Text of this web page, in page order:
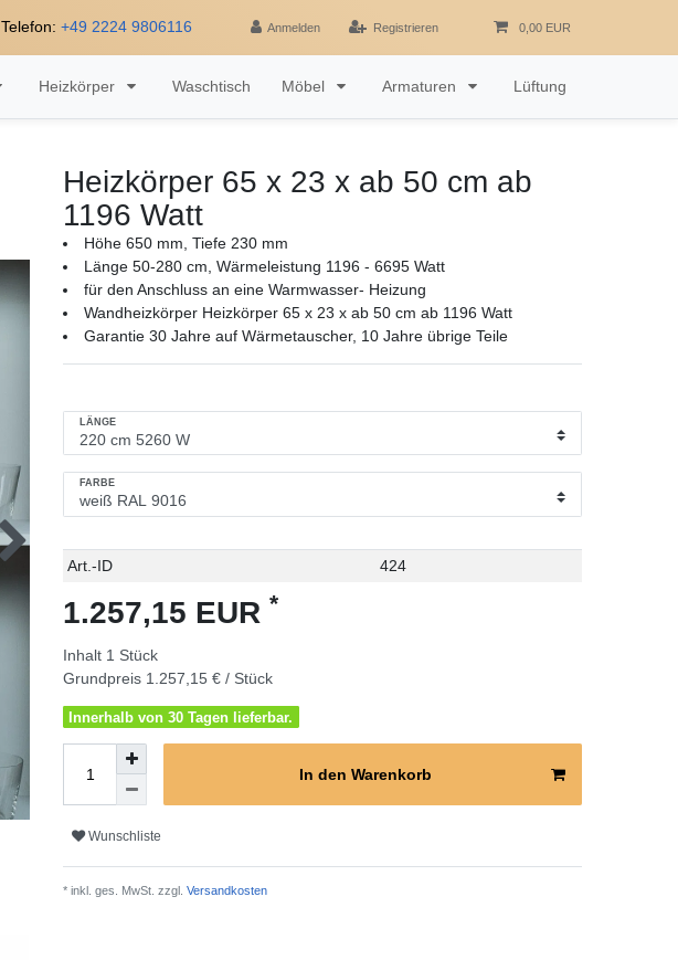
Telefon: +49 2224 9806116 Anmelden Registrieren 0,00 EUR
Heizkörper Waschtisch Möbel Armaturen Lüftung
Heizkörper 65 x 23 x ab 50 cm ab
1196 Watt
Höhe 650 mm, Tiefe 230 mm
Länge 50-280 cm, Wärmeleistung 1196 - 6695 Watt
für den Anschluss an eine Warmwasser- Heizung
Wandheizkörper Heizkörper 65 x 23 x ab 50 cm ab 1196 Watt
Garantie 30 Jahre auf Wärmetauscher, 10 Jahre übrige Teile
LÄNGE
FARBE
Technisches
Wert
Art.-ID 424
1.257,15 EUR *
Inhalt 1 Stück
Grundpreis 1.257,15 € / Stück
Innerhalb von 30 Tagen lieferbar.
In den Warenkorb
Wunschliste
* inkl. ges. MwSt. zzgl. Versandkosten